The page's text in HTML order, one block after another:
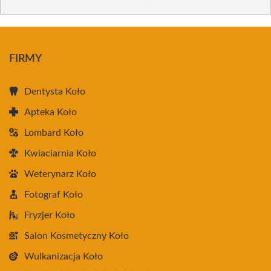
FIRMY
Dentysta Koło
Apteka Koło
Lombard Koło
Kwiaciarnia Koło
Weterynarz Koło
Fotograf Koło
Fryzjer Koło
Salon Kosmetyczny Koło
Wulkanizacja Koło